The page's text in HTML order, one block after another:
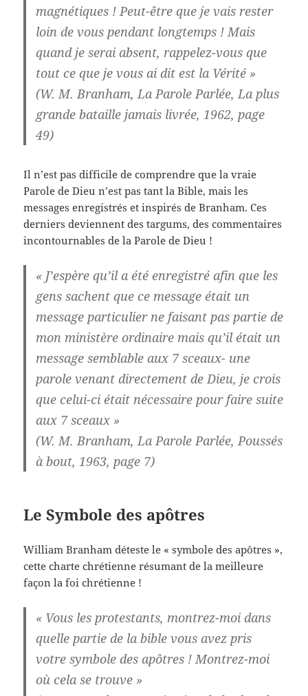
magnétiques ! Peut-être que je vais rester
loin de vous pendant longtemps ! Mais
quand je serai absent, rappelez-vous que
tout ce que je vous ai dit est la Vérité »
(W. M. Branham, La Parole Parlée, La plus
grande bataille jamais livrée, 1962, page
49)
Il n’est pas difficile de comprendre que la vraie
Parole de Dieu n’est pas tant la Bible, mais les
messages enregistrés et inspirés de Branham. Ces
derniers deviennent des targums, des commentaires
incontournables de la Parole de Dieu !
« J’espère qu’il a été enregistré afin que les
gens sachent que ce message était un
message particulier ne faisant pas partie de
mon ministère ordinaire mais qu’il était un
message semblable aux 7 sceaux- une
parole venant directement de Dieu, je crois
que celui-ci était nécessaire pour faire suite
aux 7 sceaux »
(W. M. Branham, La Parole Parlée, Poussés
à bout, 1963, page 7)
Le Symbole des apôtres
William Branham déteste le « symbole des apôtres »,
cette charte chrétienne résumant de la meilleure
façon la foi chrétienne !
« Vous les protestants, montrez-moi dans
quelle partie de la bible vous avez pris
votre symbole des apôtres ! Montrez-moi
où cela se trouve »